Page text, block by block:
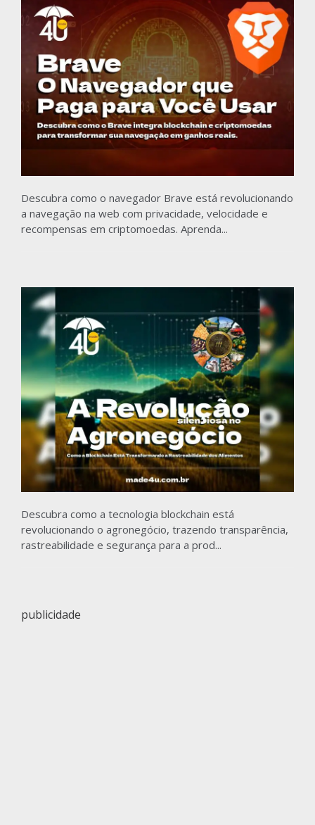
Descubra como o navegador Brave está revolucionando
a navegação na web com privacidade, velocidade e
recompensas em criptomoedas. Aprenda...
Descubra como a tecnologia blockchain está
revolucionando o agronegócio, trazendo transparência,
rastreabilidade e segurança para a prod...
publicidade